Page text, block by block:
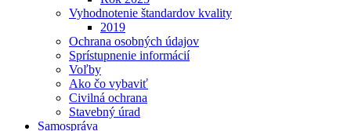
Vyhodnotenie štandardov kvality
2019
Ochrana osobných údajov
Sprístupnenie informácií
Voľby
Ako čo vybaviť
Civilná ochrana
Stavebný úrad
Samospráva